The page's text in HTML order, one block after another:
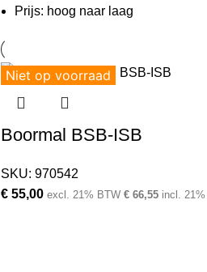
Prijs: hoog naar laag
Niet op voorraad
Boormal BSB-ISB
SKU: 970542
€ 55,00 excl. 21% BTW € 66,55 incl.